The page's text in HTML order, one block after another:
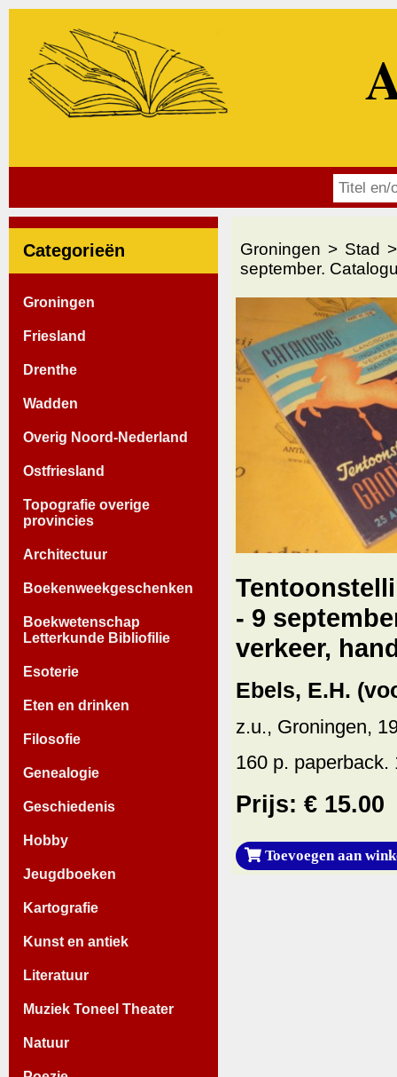
Categorieën
Groningen
Friesland
Drenthe
Wadden
Overig Noord-Nederland
Ostfriesland
Topografie overige
provincies
Architectuur
Boekenweekgeschenken
Boekwetenschap
Letterkunde Bibliofilie
Esoterie
Eten en drinken
Filosofie
Genealogie
Geschiedenis
Hobby
Jeugdboeken
Kartografie
Kunst en antiek
Literatuur
Muziek Toneel Theater
Natuur
Groningen
Stad
september.
- 9
verkeer,
Ebels, E.H.
z.u., Groningen,
160 p.
Prijs: € 15.00
Toevoegen aan